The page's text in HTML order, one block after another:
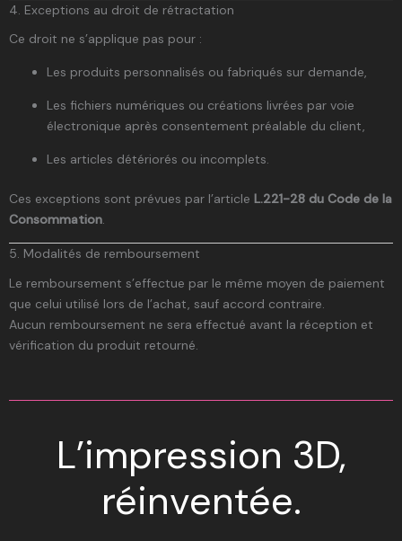
4. Exceptions au droit de rétractation
Ce droit ne s’applique pas pour :
Les produits personnalisés ou fabriqués sur demande,
Les fichiers numériques ou créations livrées par voie
électronique après consentement préalable du client,
Les articles détériorés ou incomplets.
Ces exceptions sont prévues par l’article L.221-28 du Code de la
Consommation.
5. Modalités de remboursement
Le remboursement s’effectue par le même moyen de paiement
que celui utilisé lors de l’achat, sauf accord contraire.
Aucun remboursement ne sera effectué avant la réception et
vérification du produit retourné.
L’impression 3D,
réinventée.